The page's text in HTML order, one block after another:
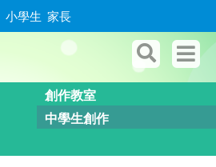
小學生 家長
創作教室
中學生創作